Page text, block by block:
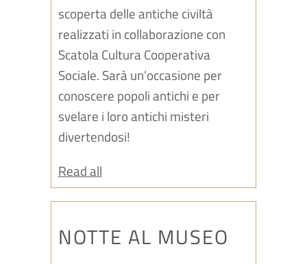
scoperta delle antiche civiltà
realizzati in collaborazione con
Scatola Cultura Cooperativa
Sociale. Sarà un’occasione per
conoscere popoli antichi e per
svelare i loro antichi misteri
divertendosi!
Read all
NOTTE AL MUSEO